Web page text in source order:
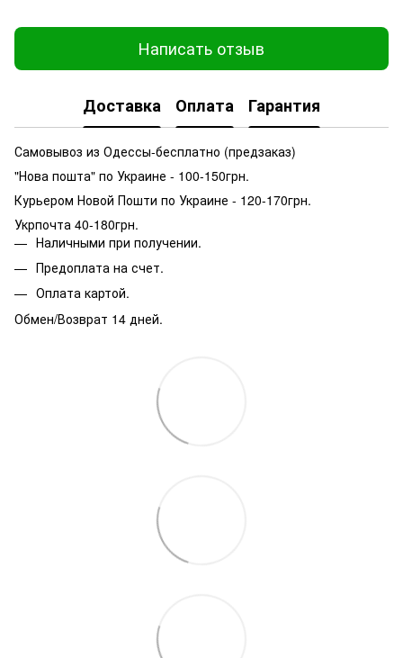
Написать отзыв
Доставка Оплата Гарантия
Самовывоз из Одессы-бесплатно (предзаказ)
"Нова пошта" по Украине - 100-150грн.
Курьером Новой Пошти по Украине - 120-170грн.
Укрпочта 40-180грн.
Наличными при получении.
Предоплата на счет.
Оплата картой.
Обмен/Возврат 14 дней.